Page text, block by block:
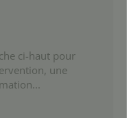
ci-haut pour
une